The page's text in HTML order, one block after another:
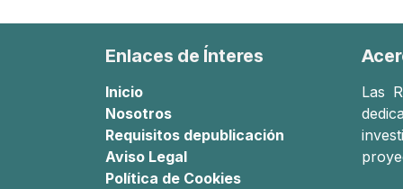
Enlaces de Ínteres
Inicio
Nosotros
Requisitos depublicación
Aviso Legal
Política de Cookies
Las